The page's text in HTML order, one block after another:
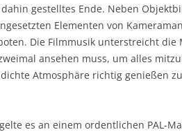
gestelltes Ende. Neben
Elementen von
Die Filmmusik unterstreicht die
ansehen muss, um alles
Atmosphäre richtig genießen
es an einem ordentlichen PAL-